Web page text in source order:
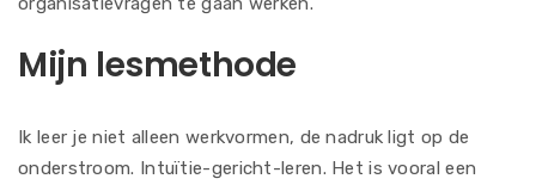
Mijn lesmethode
Ik leer je niet alleen werkvormen, de nadruk ligt op de
onderstroom. Intuïtie-gericht-leren. Het is vooral een